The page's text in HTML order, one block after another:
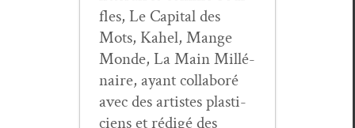
fles, Le Cap­i­tal des
Mots, Kahel, Mange
Monde, La Main Mil­lé­
naire, ayant col­laboré
avec des artistes plas­ti­
ciens et rédigé des